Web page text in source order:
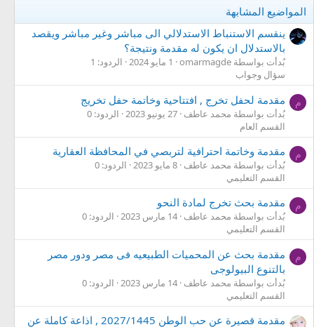
المواضيع المشابهة
ينقسم الاستنباط الاستدلالي الى مباشر وغير مباشر ويقصد
بالاستدلال ان يكون له مقدمة ونتيجة؟
بُدأت بواسطة omarmagde 1 مايو 2024
الردود: 1
سؤال وجواب
م مقدمة لحفل تخرج , افتتاحية وخاتمة حفل تخريج
بُدأت بواسطة محمد عاطف 27 يونيو 2023
الردود: 0
القسم العام
م مقدمة وخاتمة احترافية لتربصي في المحافظة العقارية
بُدأت بواسطة محمد عاطف 8 مايو 2023
الردود: 0
القسم التعليمي
م مقدمة بحث تخرج لمادة النحو
بُدأت بواسطة محمد عاطف 14 مارس 2023
الردود: 0
القسم التعليمي
م
مقدمة بحث عن المحميات الطبيعيه فى مصر ودور مصر
بالتنوع البيولوجى
بُدأت بواسطة محمد عاطف 14 مارس 2023
الردود: 0
القسم التعليمي
مقدمة قصيرة عن حب الوطن 2027/1445 , اذاعة كاملة عن